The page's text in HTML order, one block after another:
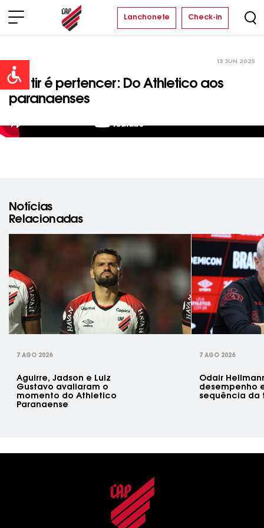
Open toolbar
Lanchonete Check-in
13 JUN 2025
Vestir é pertencer: Do Athletico aos
paranaenses
Notícias
Relacionadas
7 AGO 2026
Aguirre, Jadson e Luiz
Gustavo avaliaram o
momento do Athletico
Paranaense
7 AGO 2026
Odair
desempenho
sequência da